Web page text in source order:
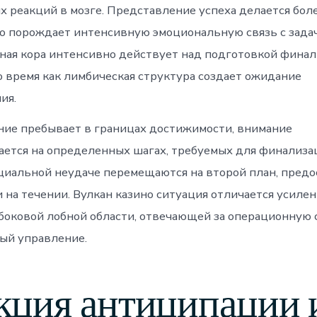
реакций в мозге. Представление успеха делается
порождает интенсивную эмоциональную связь с
кора интенсивно действует над подготовкой
время как лимбическая структура создает ожидание
пребывает в границах достижимости, внимание
на определенных шагах, требуемых для
неудаче перемещаются на второй план,
течении. Вулкан казино ситуация отличается
лобной области, отвечающей за операционную
управление.
антиципации